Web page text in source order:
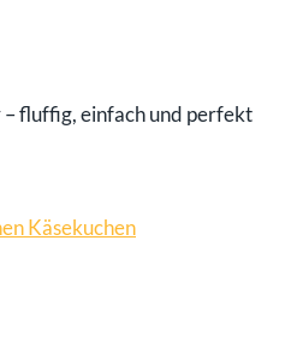
fluffig, einfach und perfekt